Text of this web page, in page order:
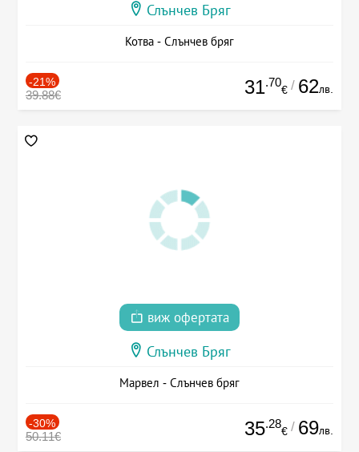
Слънчев Бряг
Котва - Слънчев бряг
-21%
39.88€ 31.70
€ / 62лв.
виж офертата
Слънчев Бряг
Марвел - Слънчев бряг
-30%
50.11€ 35.28
€ / 69лв.